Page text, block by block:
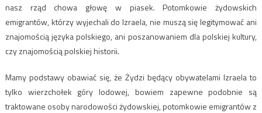
nasz rząd chowa głowę w piasek. Potomkowie żydowskich
emigrantów, którzy wyjechali do Izraela, nie muszą się legitymować ani
znajomością języka polskiego, ani poszanowaniem dla polskiej kultury,
czy znajomością polskiej historii.
Mamy podstawy obawiać się, że Żydzi będący obywatelami Izraela to
tylko wierzchołek góry lodowej, bowiem zapewne podobnie są
traktowane osoby narodowości żydowskiej, potomkowie emigrantów z